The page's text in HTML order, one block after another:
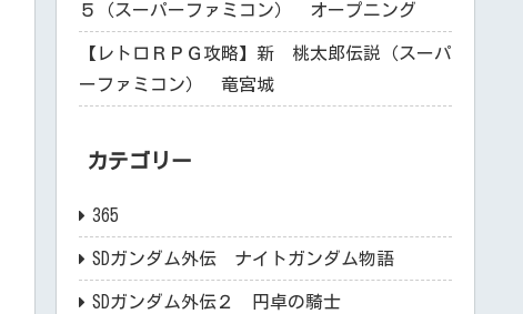
５（スーパーファミコン） オープニング
【レトロＲＰＧ攻略】新 桃太郎伝説（スーパ
ーファミコン） 竜宮城
カテゴリー
365
SDガンダム外伝 ナイトガンダム物語
SDガンダム外伝２ 円卓の騎士